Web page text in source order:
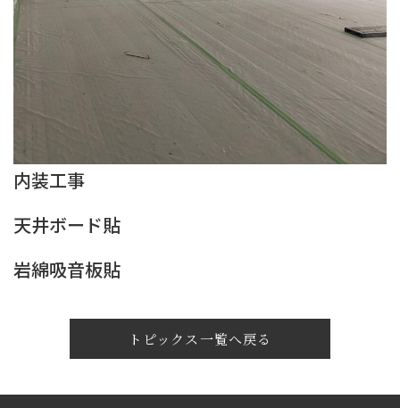
内装工事
天井ボード貼
岩綿吸音板貼
トピックス一覧へ戻る